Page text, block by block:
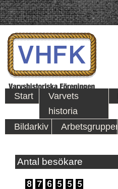
Start
Varvets
historia
Bildarkiv Arbetsgrupper
Antal besökare